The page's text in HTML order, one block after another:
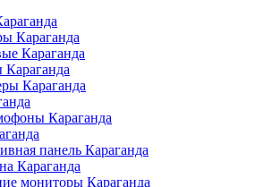
Караганда
Караганда
Караганда
Караганда
Караганда
панель Караганда
Караганда
мониторы Караганда